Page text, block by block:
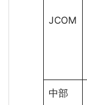
JCOM
中部